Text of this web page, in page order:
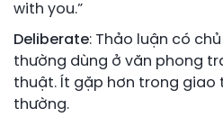
with you.”
Deliberate: Thảo luận có
thường dùng ở văn phong
thuật. Ít gặp hơn trong giao
thường.